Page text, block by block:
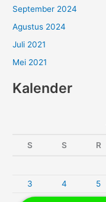
September 2024
Agustus 2024
Juli 2021
Mei 2021
Kalender
S S R
3
4 5